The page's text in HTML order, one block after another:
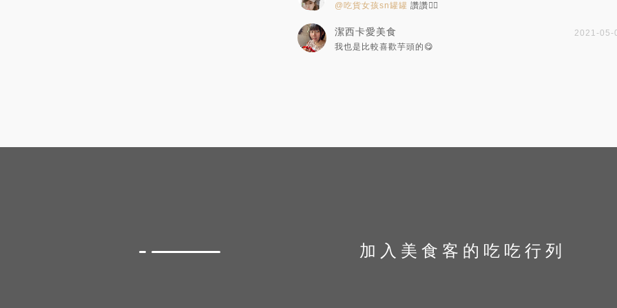
@吃貨女孩sn罐罐 讚讚👍🏻
潔西卡愛美食
2021-05-
我也是比較喜歡芋頭的😋
加入美食客的吃吃行列